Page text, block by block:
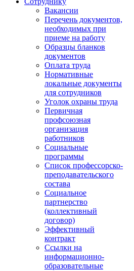
Вакансии
Перечень документов,
необходимых при
приеме на работу
Образцы бланков
документов
Оплата труда
Нормативные
локальные документы
для сотрудников
Уголок охраны труда
Первичная
профсоюзная
организация
работников
Социальные
программы
Список профессорско-
преподавательского
состава
Социальное
партнерство
(коллективный
договор)
Эффективный
контракт
Ссылки на
информационно-
образовательные